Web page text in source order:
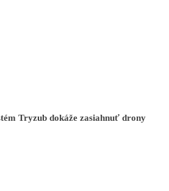
Tryzub dokáže zasiahnuť drony